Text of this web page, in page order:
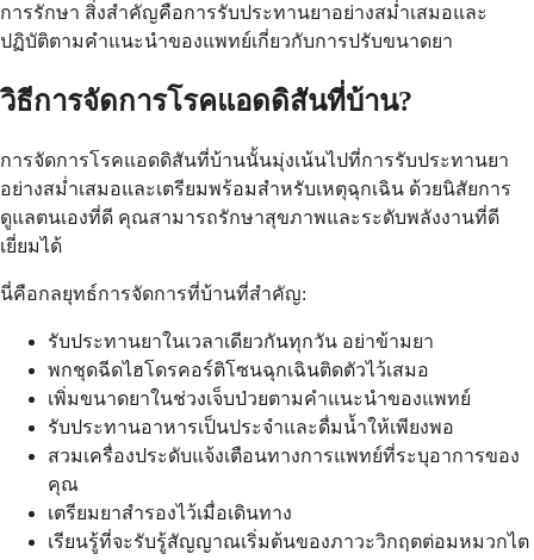
การรักษา สิ่งสำคัญคือการรับประทานยาอย่างสม่ำเสมอและ
ปฏิบัติตามคำแนะนำของแพทย์เกี่ยวกับการปรับขนาดยา
วิธีการจัดการโรคแอดดิสันที่บ้าน?
การจัดการโรคแอดดิสันที่บ้านนั้นมุ่งเน้นไปที่การรับประทานยา
อย่างสม่ำเสมอและเตรียมพร้อมสำหรับเหตุฉุกเฉิน ด้วยนิสัยการ
ดูแลตนเองที่ดี คุณสามารถรักษาสุขภาพและระดับพลังงานที่ดี
เยี่ยมได้
นี่คือกลยุทธ์การจัดการที่บ้านที่สำคัญ:
รับประทานยาในเวลาเดียวกันทุกวัน อย่าข้ามยา
พกชุดฉีดไฮโดรคอร์ติโซนฉุกเฉินติดตัวไว้เสมอ
เพิ่มขนาดยาในช่วงเจ็บป่วยตามคำแนะนำของแพทย์
รับประทานอาหารเป็นประจำและดื่มน้ำให้เพียงพอ
สวมเครื่องประดับแจ้งเตือนทางการแพทย์ที่ระบุอาการของ
คุณ
เตรียมยาสำรองไว้เมื่อเดินทาง
เรียนรู้ที่จะรับรู้สัญญาณเริ่มต้นของภาวะวิกฤตต่อมหมวกไต